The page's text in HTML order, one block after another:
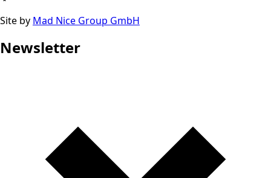
Site by Mad Nice Group GmbH
Newsletter